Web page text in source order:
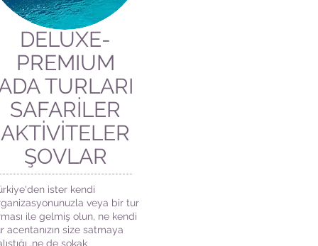
DELUXE-
PREMIUM
TURLARI
SAFARİLER
AKTİVİTELER
ŞOVLAR
ister kendi
veya bir tur
ile gelmiş olun, ne kendi
acentanızın size satmaya
,ne de sokak